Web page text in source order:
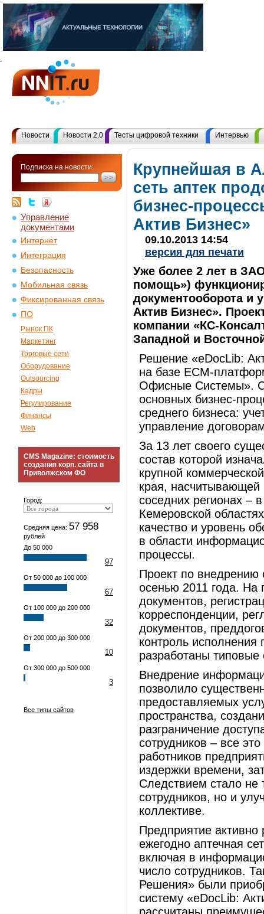
Новости Новости 2.0 Тесты цифровой техники Интервью
Подписка на новости:
Управление
документами
Интернет
Интеграция
Безопасность
Мобильная связь
Фиксированная связь
ПО
Рынок ПК
Маркетинг
Торговые сети
Оборудование
Outsourcing
Кадры
Регулирование
Финансы
Web
CMS Magazine: стоимость
создания корп. сайта в
Приволжском ФО
Город:
Средняя цена: 57 958
рублей
До 50 000
97
От 50 000 до 100 000
67
От 100 000 до 200 000
32
От 200 000 до 300 000
10
От 300 000 до 500 000
3
Все типы сайтов
Крупнейшая в
сеть аптек
бизнес-
Актив Бизнес»
09.10.2013 14:54
версия для печати
Уже более 2 лет в
помощь»)
документооборота и
Актив Бизнес».
компании «КС-
Западной и
Решение «eDocLib:
на базе ECM-
Офисные Системы».
основных бизнес-
среднего бизнеса:
управление
За 13 лет своего
состав которой
крупной
края, насчитывающей
соседних регионах –
Кемеровской
качество и уровень
в области
процессы.
Проект по внедрению
осенью 2011 года. На
документов,
корреспонденции,
документов,
контроль исполнения
разработаны
Внедрение
позволило
предоставляемых
пространства,
разграничение
сотрудников – все
работников
издержки времени,
Следствием стало не
сотрудников, но и
коллективе.
Предприятие активно
ежегодно аптечная
включая в
число сотрудников.
Решения» были
систему «eDocLib: